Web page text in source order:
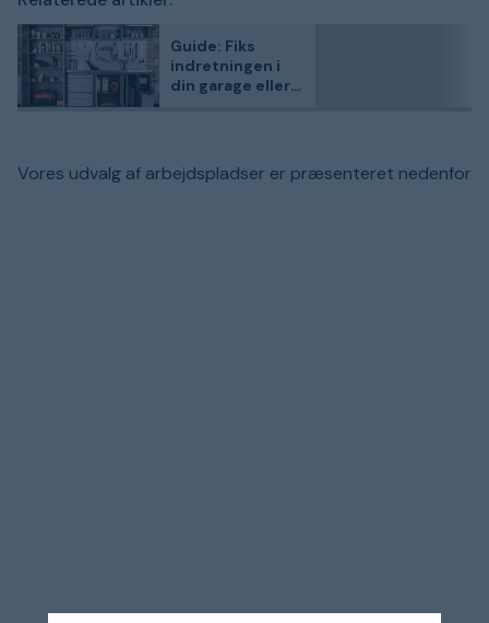
Guide: Fiks
indretningen i
din garage eller
Vores udvalg af arbejdspladser er præsenteret nedenfor